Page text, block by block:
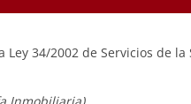
34/2002 de Servicios de